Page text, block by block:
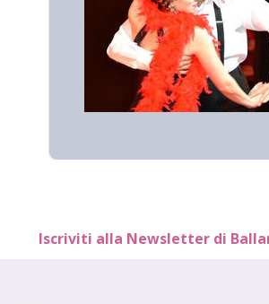
Iscriviti alla Newsletter di